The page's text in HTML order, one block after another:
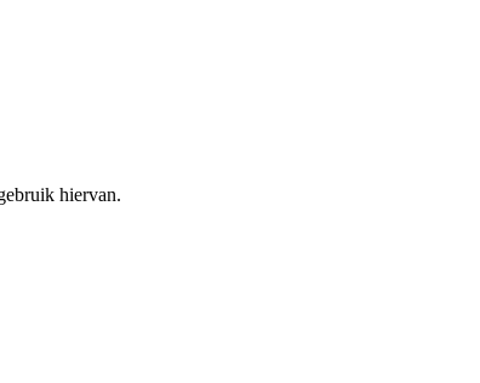
hiervan.